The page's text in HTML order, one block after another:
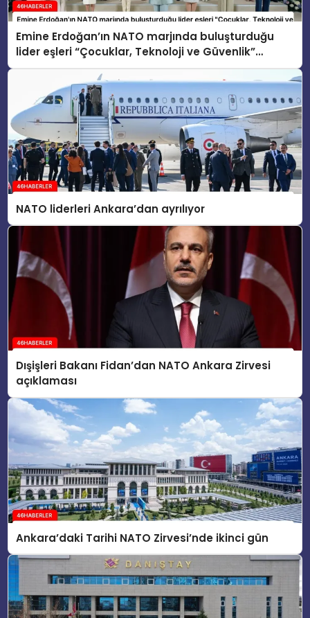
Emine Erdoğan’ın NATO marjında buluşturduğu
lider eşleri “Çocuklar, Teknoloji ve Güvenlik”
konusunu ele aldı
NATO liderleri Ankara’dan ayrılıyor
Dışişleri Bakanı Fidan’dan NATO Ankara Zirvesi
açıklaması
Ankara’daki Tarihi NATO Zirvesi’nde ikinci gün